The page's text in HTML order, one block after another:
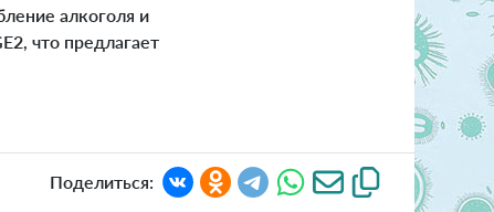
алкоголя и
что предлагает
Поделиться: